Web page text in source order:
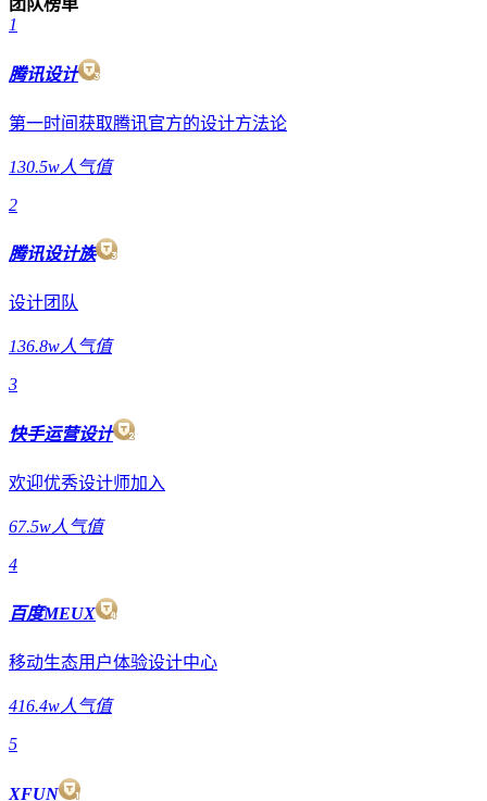
团队榜单
1
腾讯设计
第一时间获取腾讯官方的设计方法论
130.5w人气值
2
腾讯设计族
设计团队
136.8w人气值
3
快手运营设计
欢迎优秀设计师加入
67.5w人气值
4
百度MEUX
移动生态用户体验设计中心
416.4w人气值
5
XFUN